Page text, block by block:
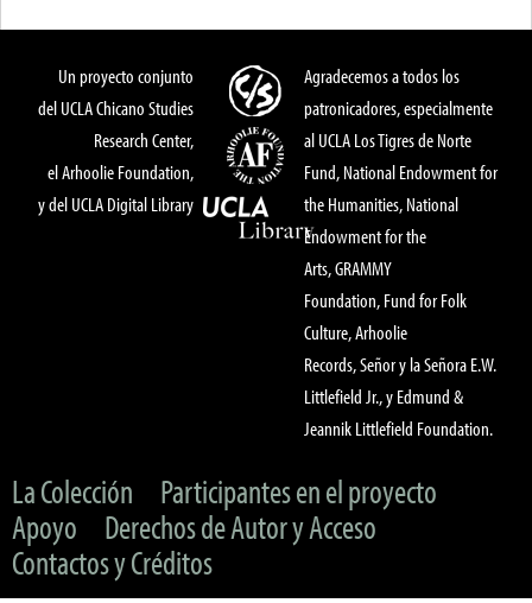
Un proyecto conjunto
del UCLA Chicano Studies
Research Center,
el Arhoolie Foundation,
y del UCLA Digital Library
Agradecemos a todos los
patronicadores, especialmente
al UCLA Los Tigres de Norte
Fund, National Endowment for
the Humanities, National
Endowment for the
Arts, GRAMMY
Foundation, Fund for Folk
Culture, Arhoolie
Records, Señor y la Señora E.W.
Littlefield Jr., y Edmund &
Jeannik Littlefield Foundation.
La Colección
Participantes en el proyecto
Apoyo
Derechos de Autor y Acceso
Contactos y Créditos